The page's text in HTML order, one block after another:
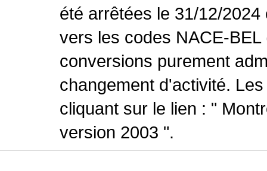
été arrêtées le 31/12/
vers les codes NACE-
conversions purement
changement d'activité.
cliquant sur le lien : "
version 2003 ".